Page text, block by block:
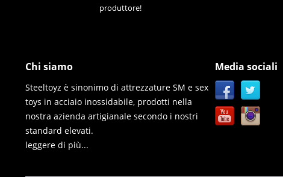
produttore!
Chi siamo
Steeltoyz è sinonimo di attrezzature SM e sex
toys in acciaio inossidabile, prodotti nella
nostra azienda artigianale secondo i nostri
standard elevati.
leggere di più...
Media sociali